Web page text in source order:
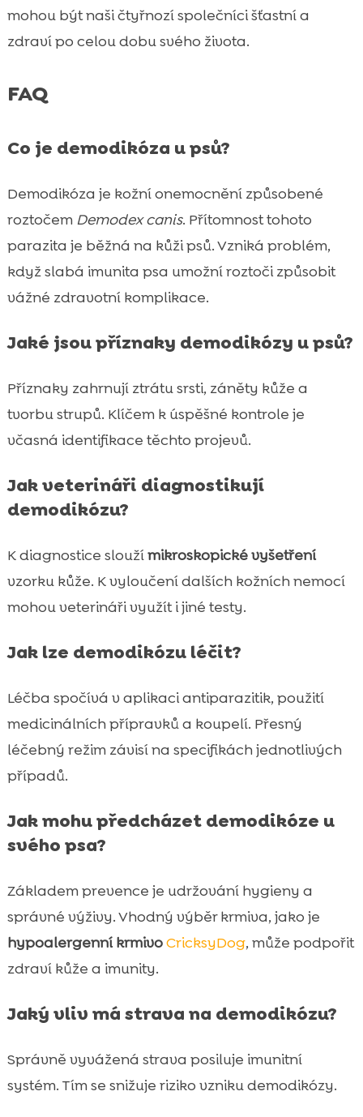
mohou být naši čtyřnozí společníci šťastní a
zdraví po celou dobu svého života.
FAQ
Co je demodikóza u psů?
Demodikóza je kožní onemocnění způsobené
roztočem Demodex canis. Přítomnost tohoto
parazita je běžná na kůži psů. Vzniká problém,
když slabá imunita psa umožní roztoči způsobit
vážné zdravotní komplikace.
Jaké jsou příznaky demodikózy u psů?
Příznaky zahrnují ztrátu srsti, záněty kůže a
tvorbu strupů. Klíčem k úspěšné kontrole je
včasná identifikace těchto projevů.
Jak veterináři diagnostikují
demodikózu?
K diagnostice sloužímikroskopické vyšetření
vzorku kůže. K vyloučení dalších kožních nemocí
mohou veterináři využít i jiné testy.
Jak lze demodikózu léčit?
Léčba spočívá v aplikaci antiparazitik, použití
medicinálních přípravků a koupelí. Přesný
léčebný režim závisí na specifikách jednotlivých
případů.
Jak mohu předcházet demodikóze u
svého psa?
Základem prevence je udržování hygieny a
správné výživy. Vhodný výběr krmiva, jako je
hypoalergenní krmivoCricksyDog, může podpořit
zdraví kůže a imunity.
Jaký vliv má strava na demodikózu?
Správně vyvážená strava posiluje imunitní
systém. Tím se snižuje riziko vzniku demodikózy.